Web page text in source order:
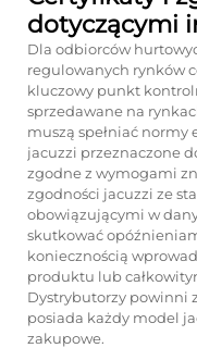
dotyczącymi
Dla odbiorców
regulowanych rynków
kluczowy punkt
sprzedawane na
muszą spełniać normy
jacuzzi przeznaczone
zgodne z wymogami
zgodności jacuzzi ze
obowiązującymi w
skutkować
koniecznością
produktu lub
Dystrybutorzy powinni
posiada każdy model
zakupowe.